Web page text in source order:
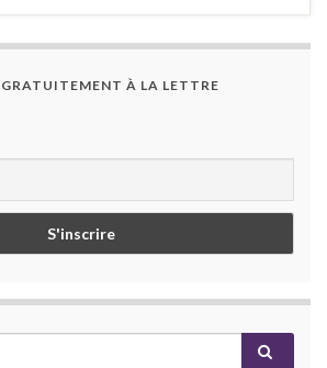
À LA LETTRE